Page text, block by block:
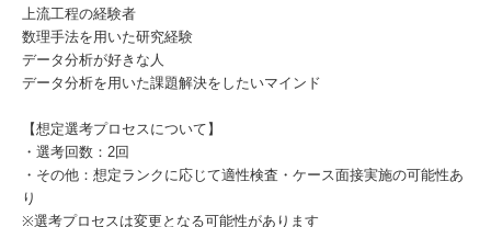
上流工程の経験者
数理手法を用いた研究経験
データ分析が好きな人
データ分析を用いた課題解決をしたいマインド
【想定選考プロセスについて】
・選考回数：2回
・その他：想定ランクに応じて適性検査・ケース面接実施の可能性あ
り
※選考プロセスは変更となる可能性があります